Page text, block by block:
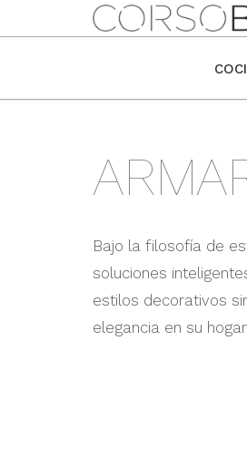
Bajo la filosofía de
soluciones
estilos decorativos
elegancia en su